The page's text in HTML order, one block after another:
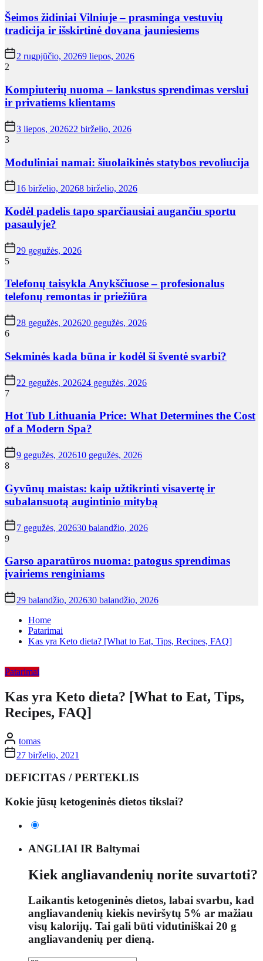
Šeimos židiniai Vilniuje – prasminga vestuvių
tradicija ir išskirtinė dovana jauniesiems
2 rugpjūčio, 20269 liepos, 2026
2
Kompiuterių nuoma – lankstus sprendimas verslui
ir privatiems klientams
3 liepos, 202622 birželio, 2026
3
Moduliniai namai: šiuolaikinės statybos revoliucija
16 birželio, 20268 birželio, 2026
Kodėl padelis tapo sparčiausiai augančiu sportu
pasaulyje?
29 gegužės, 2026
5
Telefonų taisykla Anykščiuose – profesionalus
telefonų remontas ir priežiūra
28 gegužės, 202620 gegužės, 2026
6
Sekminės kada būna ir kodėl ši šventė svarbi?
22 gegužės, 202624 gegužės, 2026
7
Hot Tub Lithuania Price: What Determines the Cost
of a Modern Spa?
9 gegužės, 202610 gegužės, 2026
8
Gyvūnų maistas: kaip užtikrinti visavertę ir
subalansuotą augintinio mitybą
7 gegužės, 202630 balandžio, 2026
9
Garso aparatūros nuoma: patogus sprendimas
įvairiems renginiams
29 balandžio, 202630 balandžio, 2026
Home
Patarimai
Kas yra Keto dieta? [What to Eat, Tips, Recipes, FAQ]
Patarimai
Kas yra Keto dieta? [What to Eat, Tips,
Recipes, FAQ]
tomas
27 birželio, 2021
DEFICITAS / PERTEKLIS
Kokie jūsų ketogeninės dietos tikslai?
ANGLIAI IR Baltymai
Kiek angliavandenių norite suvartoti?
Laikantis ketogeninės dietos, labai svarbu, kad
angliavandenių kiekis neviršytų 5% ar mažiau
visų kalorijų. Tai gali būti vidutiniškai 20 g
angliavandenių per dieną.